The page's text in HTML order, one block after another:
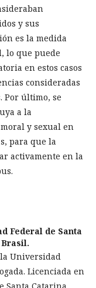
y sus
es la medida
lo que puede
en estos casos
consideradas
Por último, se
a la
y sexual en
para que la
activamente en la
Federal de Santa
Brasil.
Universidad
Licenciada en
Santa Catarina